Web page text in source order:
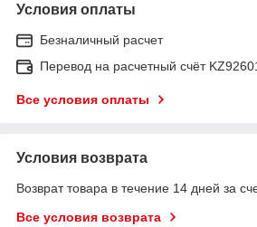
Условия оплаты
Безналичный расчет
Перевод на расчетный счёт
Все условия оплаты
Условия возврата
Возврат товара в течение 14 дней за
Все условия возврата